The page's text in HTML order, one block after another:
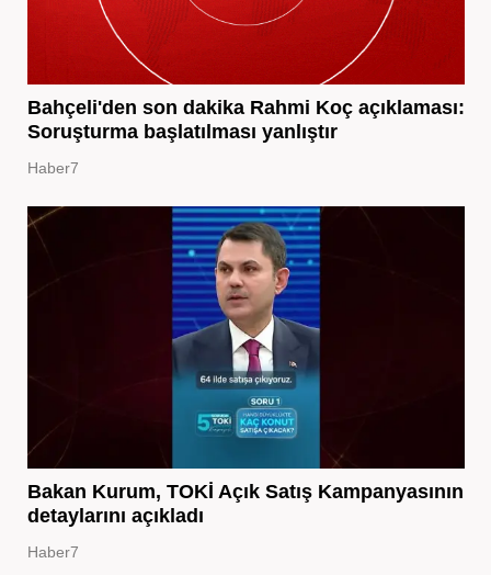
Bahçeli'den son dakika Rahmi Koç açıklaması:
Soruşturma başlatılması yanlıştır
Haber7
Bakan Kurum, TOKİ Açık Satış Kampanyasının
detaylarını açıkladı
Haber7